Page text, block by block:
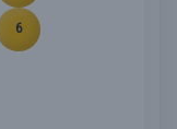
6